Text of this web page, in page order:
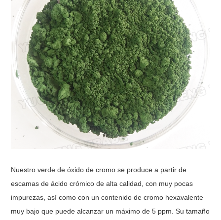
Nuestro verde de óxido de cromo se produce a partir de
escamas de ácido crómico de alta calidad, con muy pocas
impurezas, así como con un contenido de cromo hexavalente
muy bajo que puede alcanzar un máximo de 5 ppm. Su tamaño